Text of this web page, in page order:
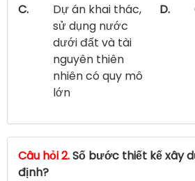
C.
Dự án khai thác,
sử dụng nước
dưới đất và tài
nguyên thiên
nhiên có quy mô
lớn
D.
Câu hỏi 2.Số bước thiết kế xây
định?